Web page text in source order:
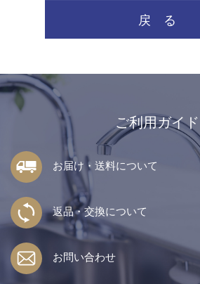
戻 る
ご利用ガイド
お届け・送料について
返品・交換について
お問い合わせ